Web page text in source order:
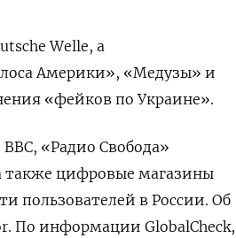
Welle, а
Америки», «Медузы» и
«фейков по Украине».
«Радио Свобода»
также цифровые магазины
пользователей в России. Об
По информации GlobalCheck,